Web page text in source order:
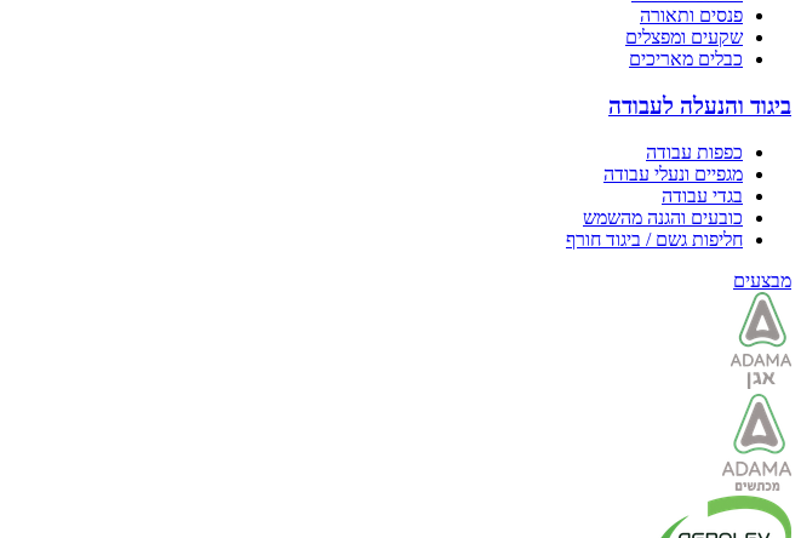
פנסים ותאורה
שקעים ומפצלים
כבלים מאריכים
ביגוד והנעלה לעבודה
כפפות עבודה
מגפיים ונעלי עבודה
בגדי עבודה
כובעים והגנה מהשמש
חליפות גשם / ביגוד חורף
מבצעים